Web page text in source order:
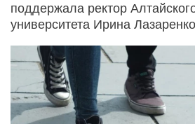
поддержала ректор
университета Ирина